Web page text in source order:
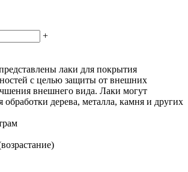
+
лаки для покрытия
с целью защиты от внешних
внешнего вида. Лаки могут
обработки дерева, металла, камня и других